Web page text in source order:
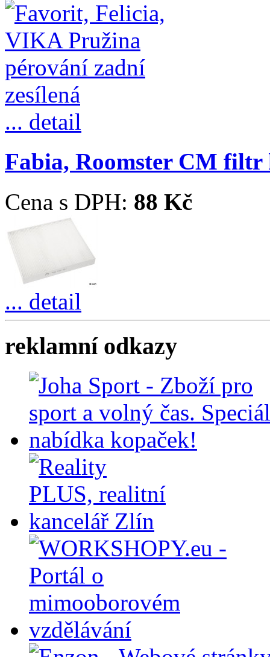
... detail
Fabia, Roomster CM
Cena s DPH: 88 Kč
... detail
reklamní odkazy